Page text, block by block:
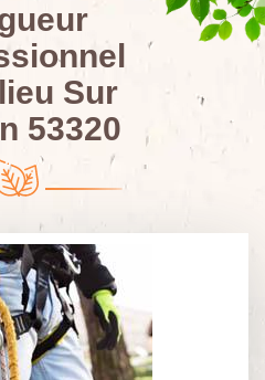
Sur
53320